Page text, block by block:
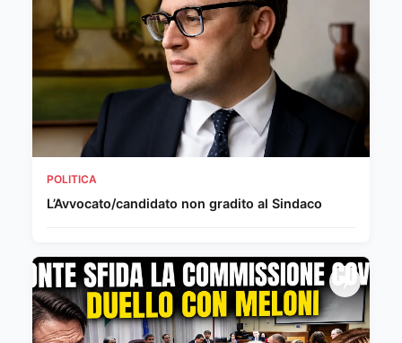
POLITICA
L’Avvocato/candidato non gradito al Sindaco